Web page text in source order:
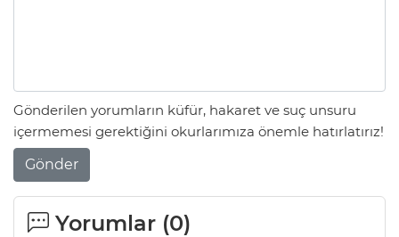
Gönderilen yorumların küfür, hakaret ve suç unsuru
içermemesi gerektiğini okurlarımıza önemle hatırlatırız!
Gönder
Yorumlar (0)